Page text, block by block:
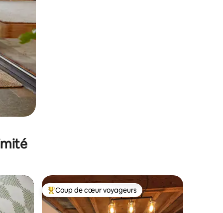
appréciés Coups de cœur voyageurs les plus appréciés
Coup de cœur voyageurs